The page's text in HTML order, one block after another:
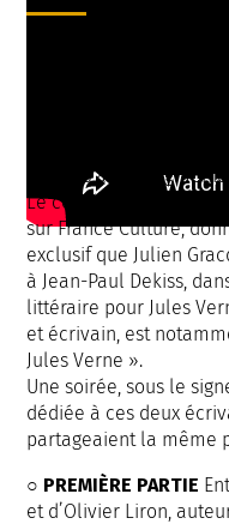
œuvres à la
Le comédien Olivier
sur France Culture,
exclusif que Julien
à Jean-Paul Dekiss,
littéraire pour Jules
et écrivain, est
Jules Verne ».
Une soirée, sous le
dédiée à ces deux
partageaient la même
○ PREMIÈRE PARTIE
et d’Olivier Liron,